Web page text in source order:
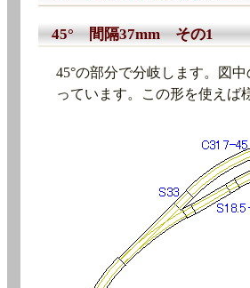
45° 間隔37mm その1
45°の部分で分岐します。図
っています。この形を使えば